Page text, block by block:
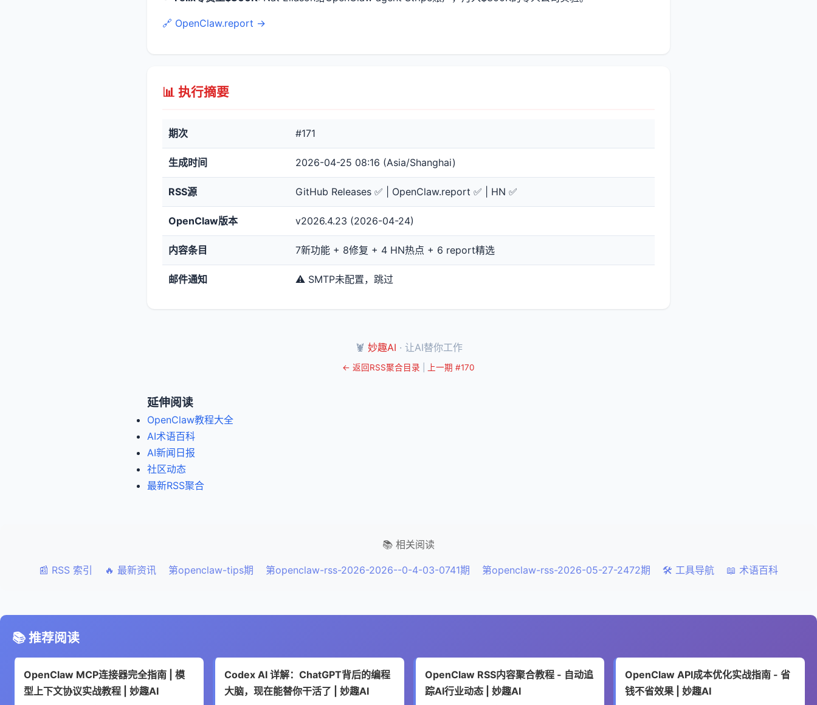
🔗 OpenClaw.report →
📊 执行摘要
期次 #171
生成时间 2026-04-25 08:16 (Asia/Shanghai)
RSS源 GitHub Releases ✅ | OpenClaw.report ✅ | HN ✅
OpenClaw版本 v2026.4.23 (2026-04-24)
内容条目 7新功能 + 8修复 + 4 HN热点 + 6 report精选
邮件通知 ⚠️ SMTP未配置，跳过
🦞 妙趣AI · 让AI替你工作
← 返回RSS聚合目录 上一期 #170
延伸阅读
OpenClaw教程大全
AI术语百科
AI新闻日报
社区动态
最新RSS聚合
📚 相关阅读
📰 RSS 索引 🔥 最新资讯 第openclaw-tips期 第openclaw-rss-2026-2026--0-4-03-0741期 第openclaw-rss-2026-05-27-2472期 🛠️ 工具导航 📖 术语百科
📚 推荐阅读
OpenClaw MCP连接器完全指南 | 模
型上下文协议实战教程 | 妙趣AI
Codex AI 详解：ChatGPT背后的编程
大脑，现在能替你干活了 | 妙趣AI
OpenClaw RSS内容聚合教程 - 自动追
踪AI行业动态 | 妙趣AI
OpenClaw API成本优化实战指南 - 省
钱不省效果 | 妙趣AI